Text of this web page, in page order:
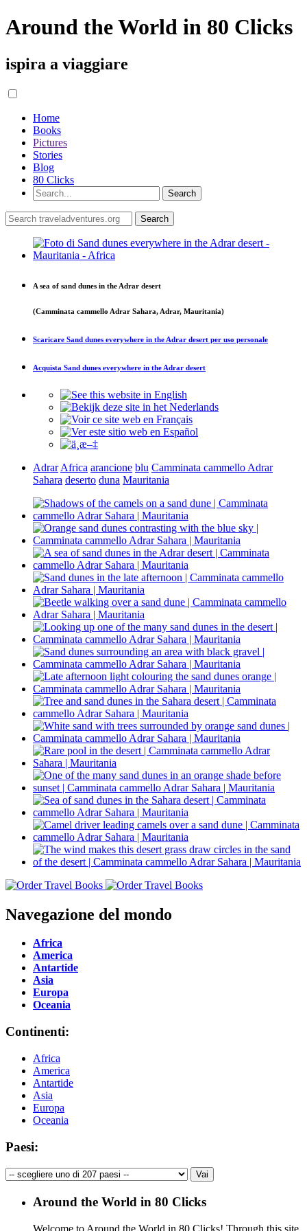
Around the World in 80 Clicks
ispira a viaggiare
Home
Books
Pictures
Stories
Blog
80 Clicks
A sea of sand dunes in the Adrar desert
(Camminata cammello Adrar Sahara, Adrar, Mauritania)
Scaricare Sand dunes everywhere in the Adrar desert per uso personale
Acquista Sand dunes everywhere in the Adrar desert
Adrar Africa arancione blu Camminata cammello Adrar
Sahara deserto duna Mauritania
Navegazione del mondo
Africa
America
Antartide
Asia
Europa
Oceania
Continenti:
Africa
America
Antartide
Asia
Europa
Oceania
Paesi:
Around the World in 80 Clicks
Welcome to Around the World in 80 Clicks! Through this site,